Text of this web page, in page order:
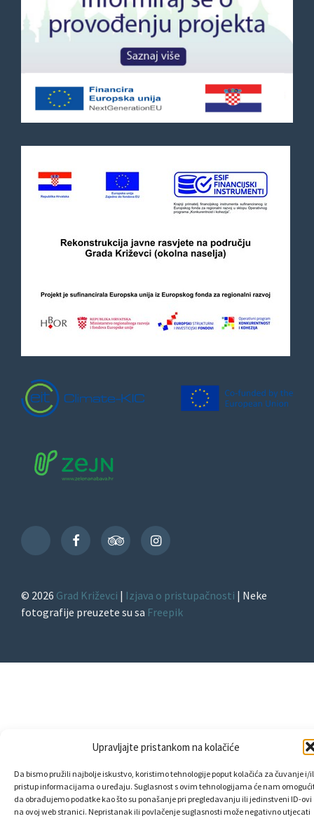
Upravljajte pristankom na kolačiće
Da bismo pružili najbolje iskustvo, koristimo tehnologije poput kolačića za čuvanje i/
pristup informacijama o uređaju. Suglasnost s ovim tehnologijama će nam
da obrađujemo podatke kao što su ponašanje pri pregledavanju ili jedinstveni ID-ovi
na ovoj web stranici. Nepristanak ili povlačenje suglasnosti može negativno utjecati
TikTok
FacebookTripAdvisorInstagram
© 2026 Grad Križevci | Izjava o pristupačnosti | Neke
fotografije preuzete su sa Freepik